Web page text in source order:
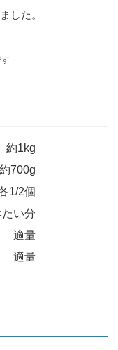
した。
約1kg
約700g
1/2個
い分
適量
適量